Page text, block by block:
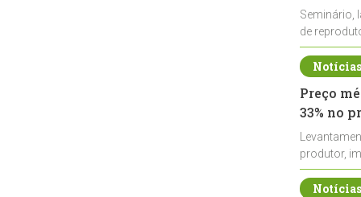
Seminário,
de
durante a
Preço
33% no
produtor,
de leite cru